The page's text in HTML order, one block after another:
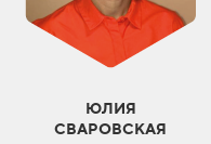
ЮЛИЯ
СВАРОВСКАЯ